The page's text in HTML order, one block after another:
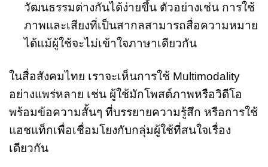
วัฒนธรรมต่างกันได้ง่ายขึ้น ตัวอย่างเช่น การใช้
ภาพและเสียงที่เป็นสากลสามารถสื่อความหมาย
ได้แม้ผู้ใช้จะไม่เข้าใจภาษาเดียวกัน
ในสื่อสังคมไทย เราจะเห็นการใช้ Multimodality
อย่างแพร่หลาย เช่น ผู้ใช้มักโพสต์ภาพหรือวิดีโอ
พร้อมข้อความสั้นๆ ที่บรรยายความรู้สึก หรือการใช้
แฮชแท็กเพื่อเชื่อมโยงกับกลุ่มผู้ใช้ที่สนใจเรื่อง
เดียวกัน